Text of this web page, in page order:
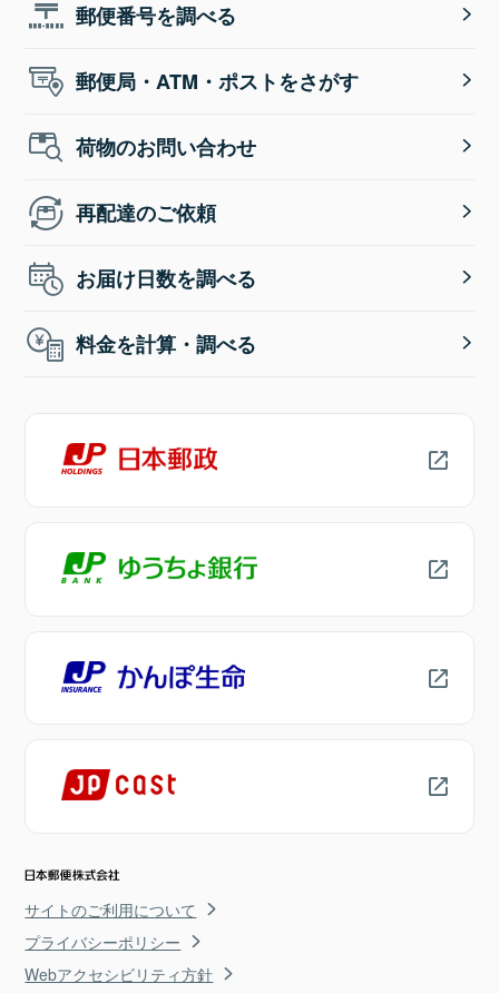
郵便番号を調べる
郵便局・ATM・ポストをさがす
荷物のお問い合わせ
再配達のご依頼
お届け日数を調べる
料金を計算・調べる
サイトのご利用について
プライバシーポリシー
Webアクセシビリティ方針